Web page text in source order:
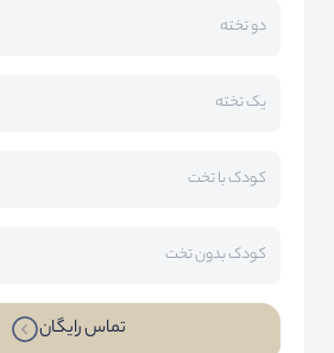
دو تخته
یک تخته
کودک با تخت
کودک بدون تخت
تماس رایگان